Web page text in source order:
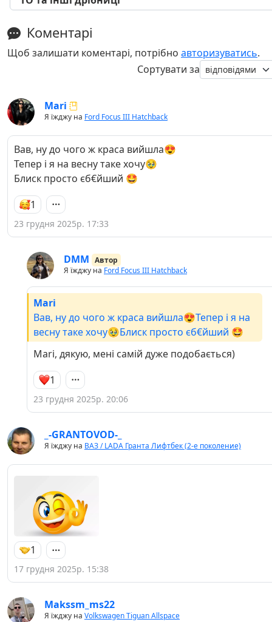
Коментарі
Щоб залишати коментарі, потрібно авторизуватись.
Сортувати за
Mari
Я їжджу на Ford Focus III Hatchback
Вав, ну до чого ж краса вийшла😍
Тепер і я на весну таке хочу🥹
Блиск просто єб€йший 🤩
1
23 грудня 2025р. 17:33
DMM Автор
Я їжджу на Ford Focus III Hatchback
Mari
Вав, ну до чого ж краса вийшла😍Тепер і я на
весну таке хочу🥹Блиск просто єб€йший 🤩
Mari, дякую, мені самій дуже подобається)
1
23 грудня 2025р. 20:06
_-GRANTOVOD-_
Я їжджу на ВАЗ / LADA Гранта Лифтбек (2-е поколение)
1
17 грудня 2025р. 15:38
Makssm_ms22
Я їжджу на Volkswagen Tiguan Allspace